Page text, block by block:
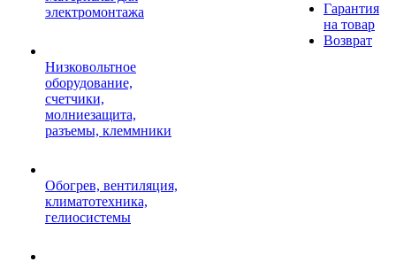
электромонтажа
Низковольтное
оборудование,
счетчики,
молниезащита,
разъемы, клеммники
Обогрев, вентиляция,
климатотехника,
гелиосистемы
Гарантия
на товар
Возврат